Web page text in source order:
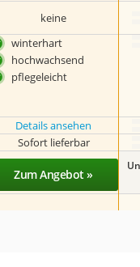
keine
winterhart
hochwachsend
pflegeleicht
Details ansehen
Sofort lieferbar
Zum Angebot »